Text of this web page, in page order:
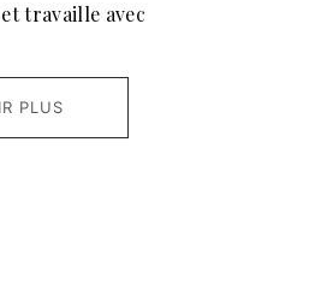
travaille avec
PLUS